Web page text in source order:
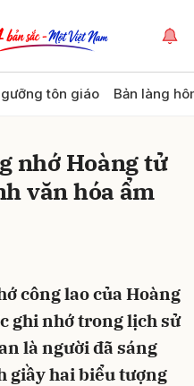
tôn giáo Bản làng
nhớ Hoàng tử
văn hóa ẩm
công lao của Hoàng
ghi nhớ trong lịch sử
là người đã sáng
giầy hai biểu tượng